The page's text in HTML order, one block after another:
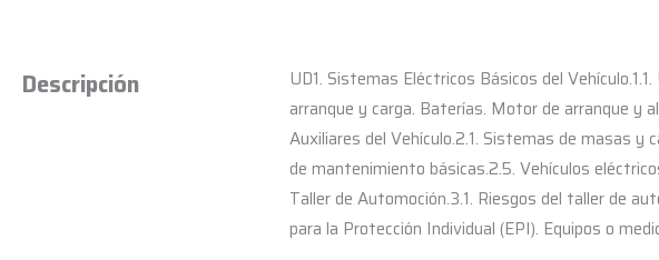
Descripción
UD1. Sistemas Eléctricos Básicos del
arranque y carga. Baterías. Motor de arranque y
Auxiliares del Vehículo.2.1. Sistemas de masas y
de mantenimiento básicas.2.5. Vehículos
Taller de Automoción.3.1. Riesgos del taller de
para la Protección Individual (EPI). Equipos o